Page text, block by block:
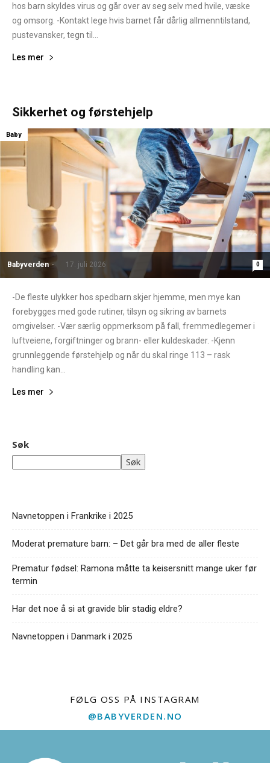
hos barn skyldes virus og går over av seg selv med hvile, væske
og omsorg. -Kontakt lege hvis barnet får dårlig allmenntilstand,
pustevansker, tegn til...
Les mer
Sikkerhet og førstehjelp
Babyverden - 17. juli 2026 0
Baby
-De fleste ulykker hos spedbarn skjer hjemme, men mye kan
forebygges med gode rutiner, tilsyn og sikring av barnets
omgivelser. -Vær særlig oppmerksom på fall, fremmedlegemer i
luftveiene, forgiftninger og brann- eller kuldeskader. -Kjenn
grunnleggende førstehjelp og når du skal ringe 113 – rask
handling kan...
Les mer
Søk
Søk
Navnetoppen i Frankrike i 2025
Moderat premature barn: – Det går bra med de aller fleste
Prematur fødsel: Ramona måtte ta keisersnitt mange uker før
termin
Har det noe å si at gravide blir stadig eldre?
Navnetoppen i Danmark i 2025
FØLG OSS PÅ INSTAGRAM
@BABYVERDEN.NO